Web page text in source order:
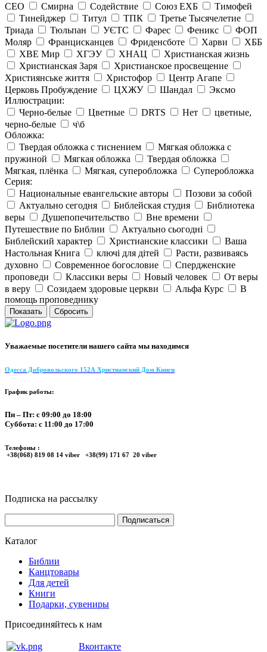
СЕО
Смирна Содействие Союз ЕХБ
Тимофей
Тинейджер
Титул ТПК
Третье Тысячелетие
Триада
Тюльпан УЄТС Фарес Феникс
ФОП
Моляр
Францисканцев Фриденсботе Харви
ХББ
ХВЕ Мир
ХГЭУ ХНАЦ
Христианская жизнь
Христианская Заря
Христианское просвещение
Християнське життя
Христофор
Центр Агапе
Церковь Пробуждение
ЦХЖУ Шандал
Эксмо
Иллюстрации:
Черно-белые
Цветные DRTS Нет
цветные,
черно-белые
ч\б
Обложка:
Твердая обложка с тиснением
Мягкая обложка с
пружиной
Мягкая обложка
Твердая обложка
Мягкая, плёнка
Мягкая, суперобложка
Суперобложка
Серия:
Национальные евангельские авторы
Позови за собой
Актуально сегодня
Библейская студия
Библиотека
веры
Душепопечительство
Вне времени
Путешествие по Библии
Актуально сьогодні
Библейский характер
Христианские классики
Ваша
Настольная Книга
ключі для дітей
Расти, развиваясь
духовно
Современное богословие
Спердженские
проповеди
Классики веры Новый человек
От веры
в веру
Созидаем здоровые церкви Альфа Курс
В
помощь проповеднику
Уважаемые посетители нашего сайта мы находимся
Одесса Добровольского 152А Христианский Дом Книги
График работы:
Пн – Пт: с 09:00 до 18:00
Суббота: с 11:00 до 17:00
Телефоны :
+38(068) 819 08 14 viber +38(99) 171 67 20 viber
Подписка на рассылку
Каталог
Библии
Канцтовары
Для детей
Книги
Подарки, сувениры
Присоединяйтесь к нам
Вконтакте